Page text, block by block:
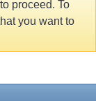
proceed. To
you want to